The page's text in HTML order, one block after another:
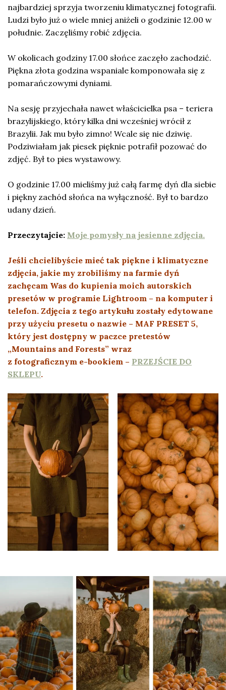
najbardziej sprzyja tworzeniu klimatycznej fotografii.
Ludzi było już o wiele mniej aniżeli o godzinie 12.00 w
południe. Zaczęliśmy robić zdjęcia.
W okolicach godziny 17.00 słońce zaczęło zachodzić.
Piękna złota godzina wspaniale komponowała się z
pomarańczowymi dyniami.
Na sesję przyjechała nawet właścicielka psa – teriera
brazylijskiego, który kilka dni wcześniej wrócił z
Brazylii. Jak mu było zimno! Wcale się nie dziwię.
Podziwiałam jak piesek pięknie potrafił pozować do
zdjęć. Był to pies wystawowy.
O godzinie 17.00 mieliśmy już całą farmę dyń dla siebie
i piękny zachód słońca na wyłączność. Był to bardzo
udany dzień.
Przeczytajcie: Moje pomysły na jesienne zdjęcia.
Jeśli chcielibyście mieć tak piękne i klimatyczne
zdjęcia, jakie my zrobiliśmy na farmie dyń
zachęcam Was do kupienia moich autorskich
presetów w programie Lightroom – na komputer i
telefon. Zdjęcia z tego artykułu zostały edytowane
przy użyciu presetu o nazwie – MAF PRESET 5,
który jest dostępny w paczce pretestów
„Mountains and Forests” wraz
z fotograficznym e-bookiem – PRZEJŚCIE DO
SKLEPU.